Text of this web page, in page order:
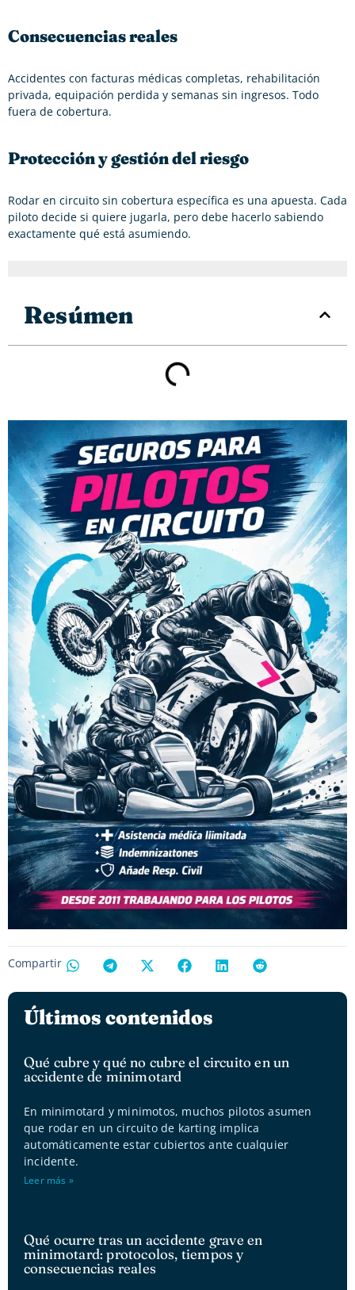
Consecuencias reales
Accidentes con facturas médicas completas, rehabilitación
privada, equipación perdida y semanas sin ingresos. Todo
fuera de cobertura.
Protección y gestión del riesgo
Rodar en circuito sin cobertura específica es una apuesta. Cada
piloto decide si quiere jugarla, pero debe hacerlo sabiendo
exactamente qué está asumiendo.
Resúmen
Compartir
Últimos contenidos
Qué cubre y qué no cubre el circuito en un
accidente de minimotard
En minimotard y minimotos, muchos pilotos asumen
que rodar en un circuito de karting implica
automáticamente estar cubiertos ante cualquier
incidente.
Leer más »
Qué ocurre tras un accidente grave en
minimotard: protocolos, tiempos y
consecuencias reales